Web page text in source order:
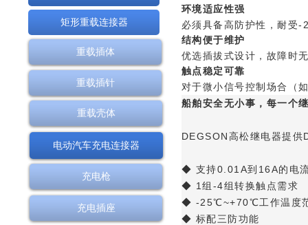
环境适应性强
必须具备高防护性，耐受
结构便于维护
优选插拔式设计，故障时
触点稳定可靠
对于微小信号控制场合（
船舶安全无小事，每一个
DEGSON高松继电器提
◆ 支持0.01A到16A的电
◆ 1组-4组转换触点需求
◆ -25℃~+70℃工作温度
◆ 标配三防功能
矩形重载连接器
重载插体
重载插针
重载壳体
电动汽车充电连接器
充电枪
充电插座